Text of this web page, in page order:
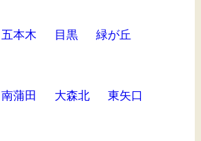
五本木 目黒 緑が丘
南蒲田 大森北 東矢口